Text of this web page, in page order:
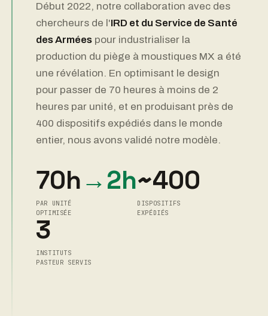
Début 2022, notre collaboration avec des
chercheurs de l'IRD et du Service de Santé
des Armées pour industrialiser la
production du piège à moustiques MX a été
une révélation. En optimisant le design
pour passer de 70 heures à moins de 2
heures par unité, et en produisant près de
400 dispositifs expédiés dans le monde
entier, nous avons validé notre modèle.
70h→2h
PAR UNITÉ
OPTIMISÉE
~400
DISPOSITIFS
EXPÉDIÉS
3
INSTITUTS
PASTEUR SERVIS